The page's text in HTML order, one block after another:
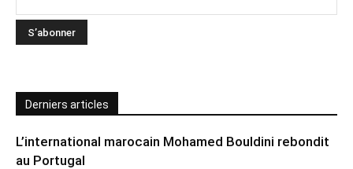
Derniers articles
L’international marocain Mohamed Bouldini rebondit
au Portugal